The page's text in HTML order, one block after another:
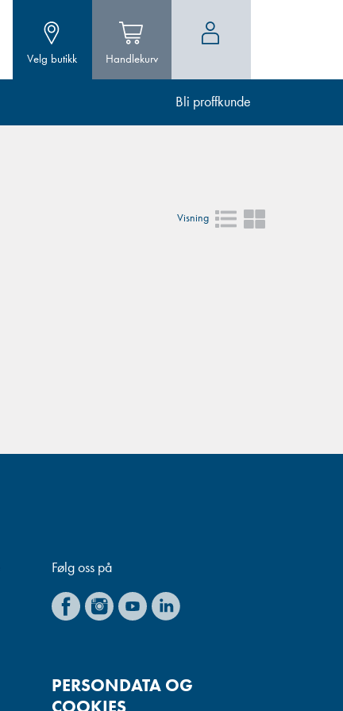
Velg butikk Handlekurv
Bli proffkunde
Visning
Følg oss på
PERSONDATA OG